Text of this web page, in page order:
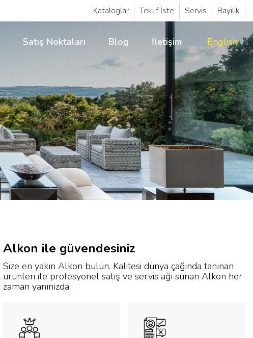
Bayilik
Servis
Teklif İste
Kataloglar
Satış Noktaları Blog İletişim English
Alkon ile güvendesiniz
Size en yakın Alkon bulun. Kalitesi dünya çağında tanınan
ürünleri ile profesyonel satış ve servis ağı sunan Alkon her
zaman yanınızda.